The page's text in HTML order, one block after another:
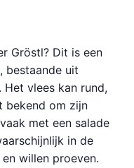
Gröstl? Dit is een
bestaande uit
vlees kan rund,
bekend om zijn
met een salade
in de
willen proeven.